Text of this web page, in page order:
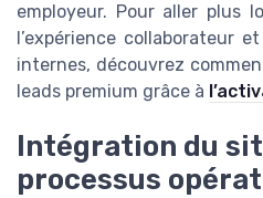
employeur. Pour aller plus
l’expérience collaborateur
internes, découvrez
leads premium grâce à
Intégration du
processus